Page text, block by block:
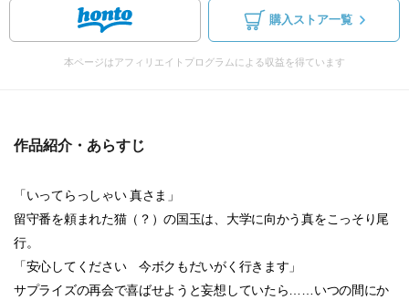
購入ストア一覧
本ページはアフィリエイトプログラムによる収益を得ています
作品紹介・あらすじ
「いってらっしゃい 真さま」
留守番を頼まれた猫（？）の国玉は、大学に向かう真をこっそり尾
行。
「安心してください 今ボクもだいがく行きます」
サプライズの再会で喜ばせようと妄想していたら……いつの間にか